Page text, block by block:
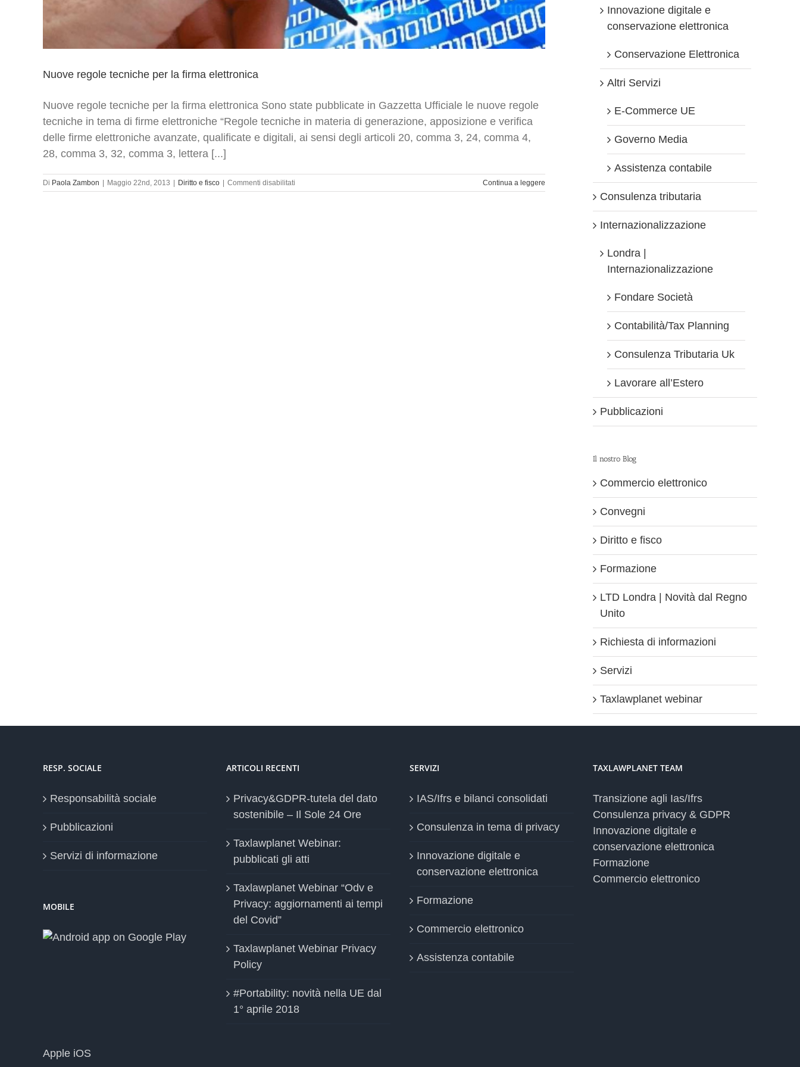
Nuove regole tecniche per la firma elettronica
Nuove regole tecniche per la firma elettronica Sono state pubblicate in Gazzetta Ufficiale le nuove regole
tecniche in tema di firme elettroniche “Regole tecniche in materia di generazione, apposizione e verifica
delle firme elettroniche avanzate, qualificate e digitali, ai sensi degli articoli 20, comma 3, 24, comma 4,
28, comma 3, 32, comma 3, lettera [...]
Di Paola Zambon Maggio 22nd, 2013 Diritto e fisco Commenti disabilitati
Nuove
Continua a leggere
Innovazione digitale e
conservazione elettronica
Conservazione Elettronica
Altri Servizi
E-Commerce UE
Governo Media
Assistenza contabile
Consulenza tributaria
Internazionalizzazione
Londra |
Internazionalizzazione
Fondare Società
Contabilità/Tax Planning
Consulenza Tributaria Uk
Lavorare all’Estero
Pubblicazioni
Il nostro Blog
Commercio elettronico
Convegni
Diritto e fisco
Formazione
LTD Londra | Novità dal Regno
Unito
Richiesta di informazioni
Servizi
Taxlawplanet webinar
RESP. SOCIALE
Responsabilità sociale
Pubblicazioni
Servizi di informazione
MOBILE
Apple iOS
ARTICOLI RECENTI
Privacy&GDPR-tutela del dato
sostenibile – Il Sole 24 Ore
Taxlawplanet Webinar:
pubblicati gli atti
Taxlawplanet Webinar “Odv e
Privacy: aggiornamenti ai tempi
del Covid”
Taxlawplanet Webinar Privacy
Policy
#Portability: novità nella UE dal
1° aprile 2018
SERVIZI
IAS/Ifrs e bilanci consolidati
Consulenza in tema di privacy
Innovazione digitale e
conservazione elettronica
Formazione
Commercio elettronico
Assistenza contabile
TAXLAWPLANET TEAM
Transizione agli Ias/Ifrs
Consulenza privacy & GDPR
Innovazione digitale e
conservazione elettronica
Formazione
Commercio elettronico